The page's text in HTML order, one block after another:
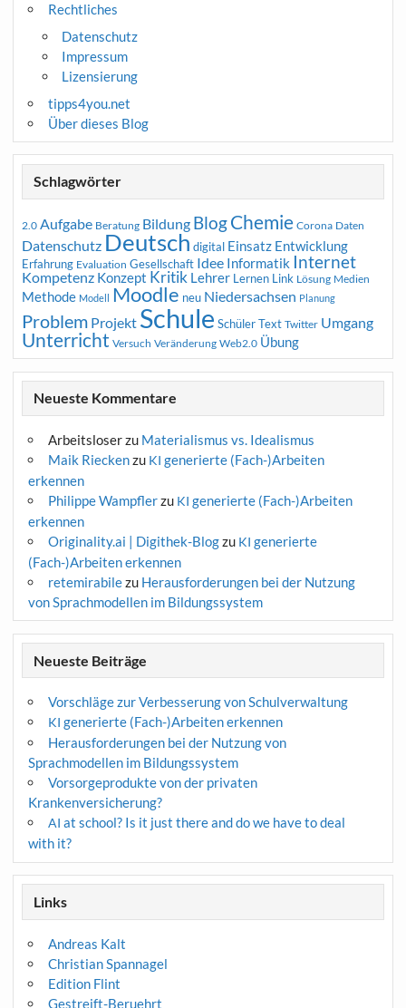
Rechtliches
Datenschutz
Impressum
Lizensierung
tipps4you.net
Über dieses Blog
Schlagwörter
2.0 Aufgabe Beratung Bildung BlogChemie Corona Daten
Datenschutz Deutsch digital Einsatz Entwicklung
Erfahrung Evaluation Gesellschaft Idee Informatik Internet
Kompetenz Konzept Kritik Lehrer Lernen Link Lösung Medien
Methode Modell Moodle neu Niedersachsen Planung
Problem Projekt Schule Schüler Text Twitter Umgang
Unterricht Versuch Veränderung Web2.0 Übung
Neueste Kommentare
Arbeitsloserzu Materialismus vs. Idealismus
Maik Rieckenzu KI generierte (Fach-)Arbeiten
erkennen
Philippe Wampflerzu KI generierte (Fach-)Arbeiten
erkennen
Originality.ai | Digithek-Blogzu KI generierte
(Fach-)Arbeiten erkennen
retemirabilezu Herausforderungen bei der Nutzung
von Sprachmodellen im Bildungssystem
Neueste Beiträge
Vorschläge zur Verbesserung von Schulverwaltung
KI generierte (Fach-)Arbeiten erkennen
Herausforderungen bei der Nutzung von
Sprachmodellen im Bildungssystem
Vorsorgeprodukte von der privaten
Krankenversicherung?
AI at school? Is it just there and do we have to deal
with it?
Links
Andreas Kalt
Christian Spannagel
Edition Flint
Gestreift-Beruehrt